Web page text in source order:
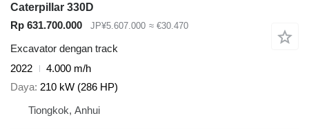
Caterpillar 330D
Rp 631.700.000
JP¥5.607.000 ≈ €30.470
Excavator dengan track
2022
4.000 m/h
Daya 210 kW (286 HP)
Tiongkok, Anhui